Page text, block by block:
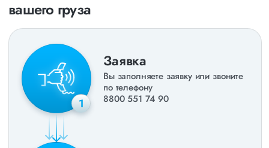
вашего груза
1
Заявка
Вы заполняете заявку или звоните
по телефону
8800 551 74 90